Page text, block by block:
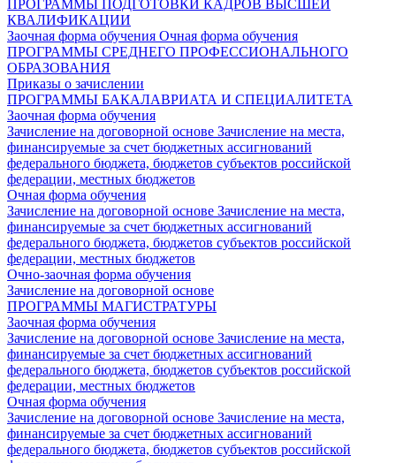
ПРОГРАММЫ ПОДГОТОВКИ КАДРОВ ВЫСШЕЙ
КВАЛИФИКАЦИИ
Заочная форма обучения Очная форма обучения
ПРОГРАММЫ СРЕДНЕГО ПРОФЕССИОНАЛЬНОГО
ОБРАЗОВАНИЯ
Приказы о зачислении
ПРОГРАММЫ БАКАЛАВРИАТА И СПЕЦИАЛИТЕТА
Заочная форма обучения
Зачисление на договорной основе Зачисление на места,
финансируемые за счет бюджетных ассигнований
федерального бюджета, бюджетов субъектов российской
федерации, местных бюджетов
Очная форма обучения
Зачисление на договорной основе Зачисление на места,
финансируемые за счет бюджетных ассигнований
федерального бюджета, бюджетов субъектов российской
федерации, местных бюджетов
Очно-заочная форма обучения
Зачисление на договорной основе
ПРОГРАММЫ МАГИСТРАТУРЫ
Заочная форма обучения
Зачисление на договорной основе Зачисление на места,
финансируемые за счет бюджетных ассигнований
федерального бюджета, бюджетов субъектов российской
федерации, местных бюджетов
Очная форма обучения
Зачисление на договорной основе Зачисление на места,
финансируемые за счет бюджетных ассигнований
федерального бюджета, бюджетов субъектов российской